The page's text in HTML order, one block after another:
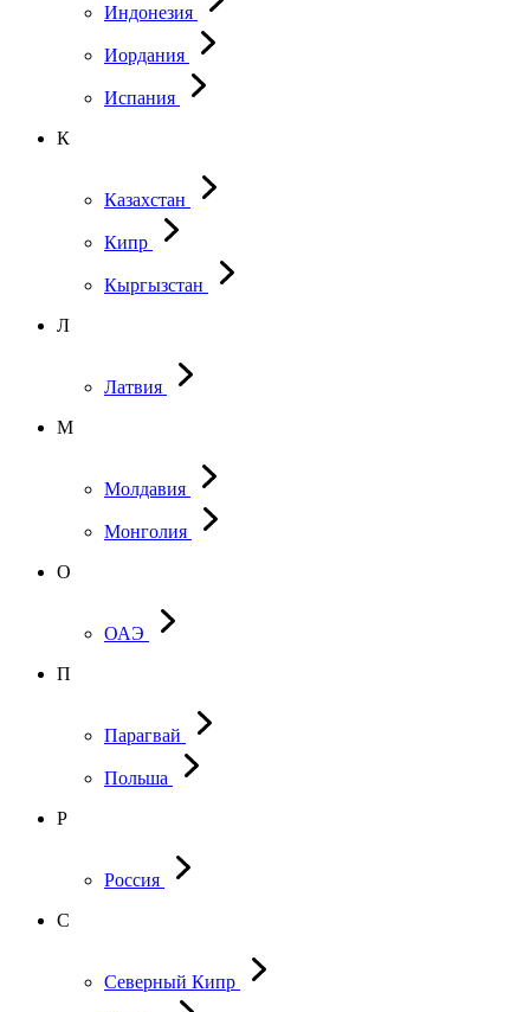
Индонезия
Иордания
Испания
К
Казахстан
Кипр
Кыргызстан
Л
Латвия
М
Молдавия
Монголия
О
ОАЭ
П
Парагвай
Польша
Р
Россия
С
Северный Кипр